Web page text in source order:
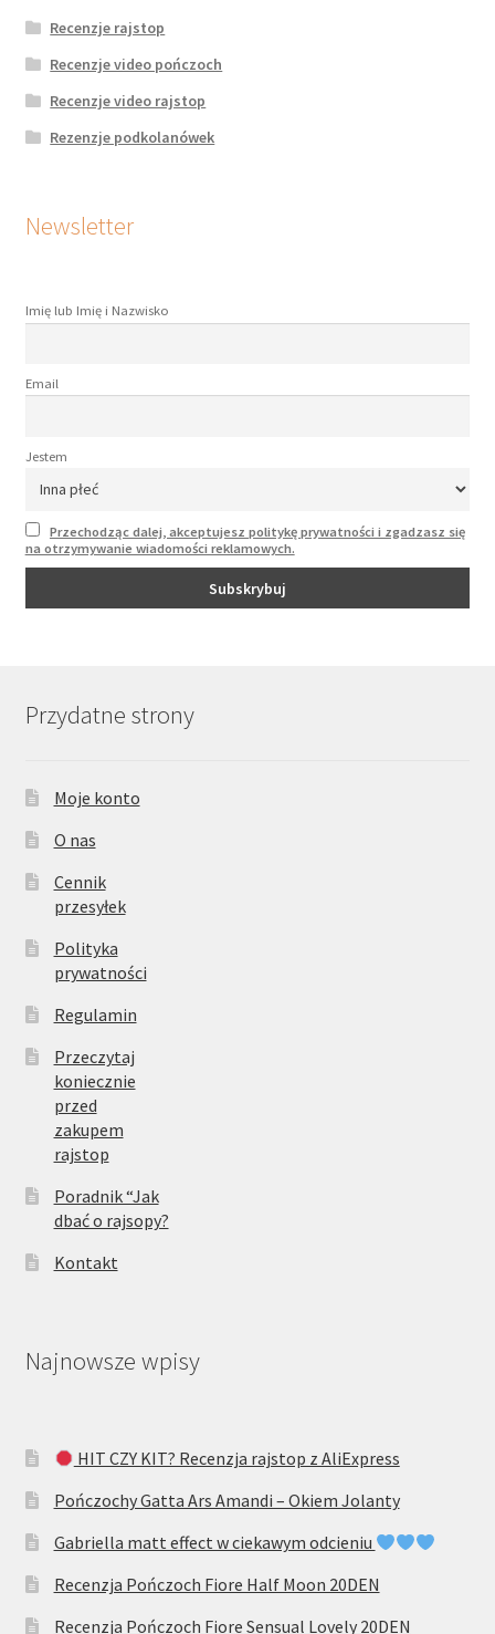
Recenzje rajstop
Recenzje video pończoch
Recenzje video rajstop
Rezenzje podkolanówek
Newsletter
Imię lub Imię i Nazwisko
Email
Jestem
Przechodząc dalej, akceptujesz politykę prywatności i zgadzasz się
na otrzymywanie wiadomości reklamowych.
Przydatne strony
Moje konto
O nas
Cennik
przesyłek
Polityka
prywatności
Regulamin
Przeczytaj
koniecznie
przed
zakupem
rajstop
Poradnik “Jak
dbać o rajsopy?
Kontakt
Najnowsze wpisy
HIT CZY KIT? Recenzja rajstop z AliExpress
Pończochy Gatta Ars Amandi – Okiem Jolanty
Gabriella matt effect w ciekawym odcieniu
Recenzja Pończoch Fiore Half Moon 20DEN
Recenzja Pończoch Fiore Sensual Lovely 20DEN